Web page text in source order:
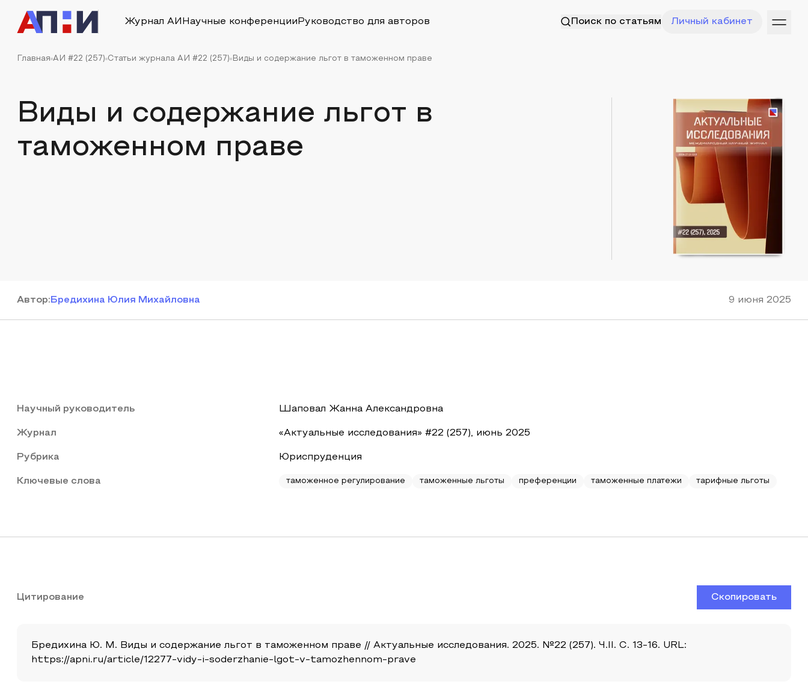
Журнал АИ Научные конференции Руководство для авторов Поиск по статьям Личный кабинет
Главная АИ #22 (257) Статьи журнала АИ #22 (257) Виды и содержание льгот в таможенном праве
Виды и содержание льгот в
таможенном праве
Автор: Бредихина Юлия Михайловна 9 июня 2025
Научный руководитель Шаповал Жанна Александровна
Журнал «Актуальные исследования» #22 (257), июнь 2025
Рубрика Юриспруденция
Ключевые слова таможенное регулирование таможенные льготы преференции таможенные платежи тарифные льготы
Цитирование Скопировать
Бредихина Ю. М. Виды и содержание льгот в таможенном праве // Актуальные исследования. 2025. №22 (257). Ч.II. С. 13-16. URL:
https://apni.ru/article/12277-vidy-i-soderzhanie-lgot-v-tamozhennom-prave